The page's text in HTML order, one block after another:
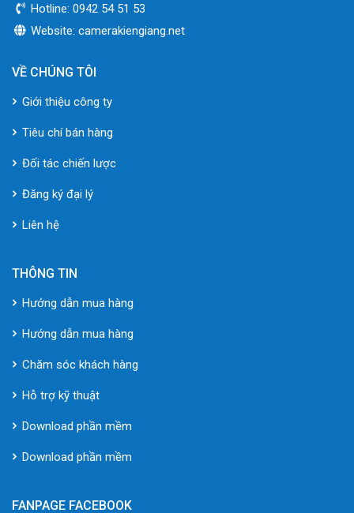
Hotline: 0942 54 51 53
Website: camerakiengiang.net
VỀ CHÚNG TÔI
Giới thiệu công ty
Tiêu chí bán hàng
Đối tác chiến lược
Đăng ký đại lý
Liên hệ
THÔNG TIN
Hướng dẫn mua hàng
Hướng dẫn mua hàng
Chăm sóc khách hàng
Hỗ trợ kỹ thuật
Download phần mềm
Download phần mềm
FANPAGE FACEBOOK